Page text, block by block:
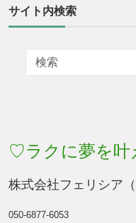
サイト内検索
♡ラクに夢を
株式会社フェリシア
050-6877-6053